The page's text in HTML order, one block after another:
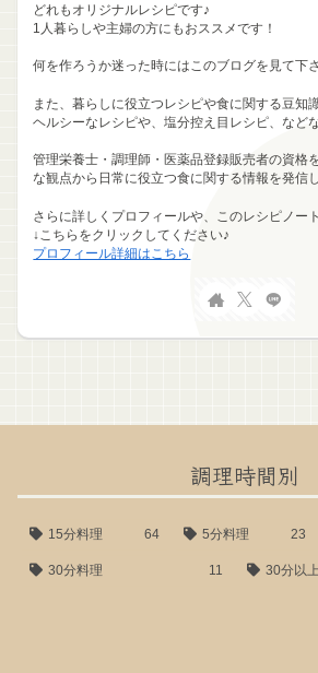
どれもオリジナルレシピです♪
1人暮らしや主婦の方にもおススメです！
何を作ろうか迷った時にはこのブログを見て下
また、暮らしに役立つレシピや食に関する豆知
ヘルシーなレシピや、塩分控え目レシピ、などな
管理栄養士・調理師・医薬品登録販売者の資格
な観点から日常に役立つ食に関する情報を発信
さらに詳しくプロフィールや、このレシピノー
↓こちらをクリックしてください♪
プロフィール詳細はこちら
調理時間別
15分料理 64 5分料理 23
30分料理 11 30分以